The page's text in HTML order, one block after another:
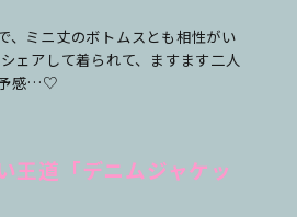
、ミニ丈のボトムスとも相性がい
ェアして着られて、ますます二人
予感…♡
王道「デニムジャケッ